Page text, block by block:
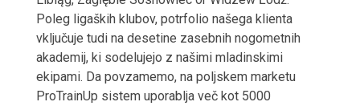
Poleg ligaških klubov, potrfolio našega klienta
vključuje tudi na desetine zasebnih nogometnih
akademij, ki sodelujejo z našimi mladinskimi
ekipami. Da povzamemo, na poljskem marketu
ProTrainUp sistem uporablja več kot 5000